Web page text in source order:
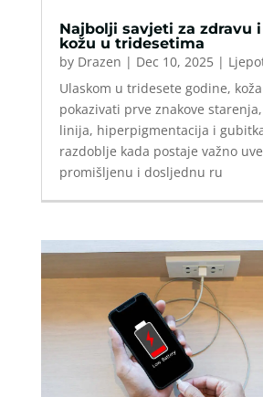
Najbolji savjeti za zdravu
kožu u tridesetima
by Drazen | Dec 10, 2025|
Ulaskom u tridesete godine,
pokazivati prve znakove
linija, hiperpigmentacija i
razdoblje kada postaje važno
promišljenu i dosljednu ru